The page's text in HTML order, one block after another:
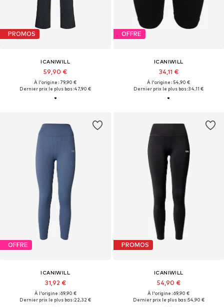
PROMOS
ICANIWILL
59,90 €
À l'origine : 79,90 €
Dernier prix le plus bas :47,90 €
OFFRE
ICANIWILL
34,11 €
À l'origine : 54,90 €
Dernier prix le plus bas :34,11 €
OFFRE
ICANIWILL
31,92 €
À l'origine : 69,90 €
Dernier prix le plus bas :22,32 €
PROMOS
ICANIWILL
54,90 €
À l'origine : 69,90 €
Dernier prix le plus bas :54,90 €